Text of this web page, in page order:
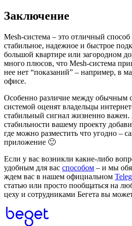
Заключение
Mesh-система – это отличный способ
стабильное, надежное и быстрое
большой квартире или загородном
много плюсов, что Mesh-система
нее нет “показаний” – например, в
офисе.
Особенно различие между обычным
системой оценят владельцы
стабильный сигнал жизненно
стабильности вашему проекту
где можно разместить что угодно –
приложение 🙂
Если у вас возникли какие-либо
удобным для вас способом – и мы
ждем вас в нашем официальном
статью или просто пообщаться на
цеху и сотрудниками Бегета вы